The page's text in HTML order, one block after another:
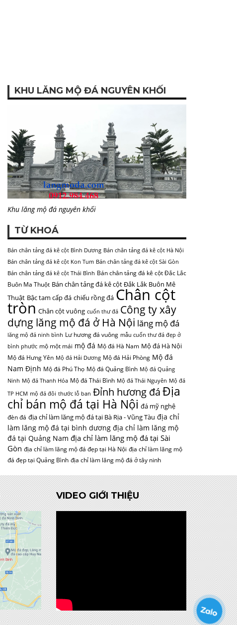
KHU LĂNG MỘ ĐÁ NGUYÊN KHỐI
Khu lăng mộ đá nguyên khối
TỪ KHOÁ
Bán chân tảng đá kê cột Bình Dương Bán chân tảng đá kê cột Hà Nội
Bán chân tảng đá kê cột Kon Tum Bán chân tảng đá kê cột Sài Gòn
Bán chân tảng đá kê cột Thái Bình Bán chân tảng đá kê cột Đắc Lắc
Buôn Ma Thuột Bán chân tảng đá kê cột Đắk Lắk Buôn Mê
Thuật Bậc tam cấp đá chiếu rồng đá Chân cột
tròn Chân cột vuông cuốn thư đá Công ty xây
dựng lăng mộ đá ở Hà Nội lăng mộ đá
lăng mộ đá ninh bình Lư hương đá vuông mẫu cuốn thư đá đẹp ở
bình phước mộ một mái mộ đá Mộ đá Hà Nam Mộ đá Hà Nội
Mộ đá Hưng Yên Mộ đá Hải Dương Mộ đá Hải Phòng Mộ đá
Nam Định Mộ đá Phú Thọ Mộ đá Quảng Bình Mộ đá Quảng
Ninh Mộ đá Thanh Hóa Mộ đá Thái Bình Mộ đá Thái Nguyên Mộ đá
TP HCM mộ đá đôi thước lỗ ban Đỉnh hương đáĐịa
chỉ bán mộ đá tại Hà Nội đá mỹ nghệ
đèn đá địa chỉ làm lăng mộ đá tại Bà Rịa - Vũng Tàu địa chỉ
làm lăng mộ đá tại bình dương địa chỉ làm lăng mộ
đá tại Quảng Nam địa chỉ làm lăng mộ đá tại Sài
Gòn địa chỉ làm lăng mộ đá đẹp tại Hà Nội địa chỉ làm lăng mộ
đá đẹp tại Quảng Bình địa chỉ làm lăng mộ đá ở tây ninh
VIDEO GIỚI THIỆU